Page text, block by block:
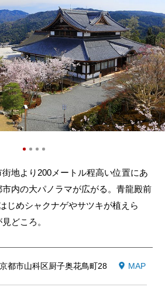
地より200メートル程高い位置にあ
内の大パノラマが広がる。青龍殿前
じめシャクナゲやサツキが植えら
どころ。
京都市山科区厨子奥花鳥町28 MAP